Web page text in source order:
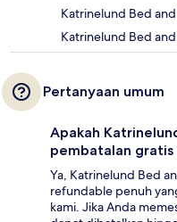
Katrinelund Bed
Katrinelund Bed
Pertanyaan umum
Apakah
pembatalan
Ya, Katrinelund Bed
refundable penuh
kami. Jika Anda